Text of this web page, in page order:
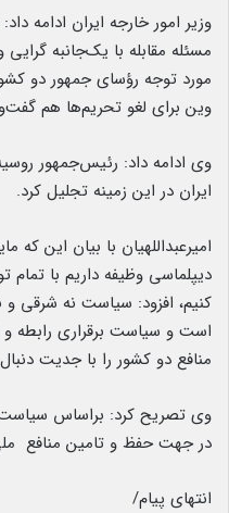
وزیر امور خارجه ایران ادامه
مسئله مقابله با یک‌جانبه
مورد توجه رؤسای جمهور دو
وین برای لغو تحریم‌ها هم
وی ادامه داد: رئیس‌جمهور
ایران در این زمینه تجلیل کرد.
امیرعبداللهیان با بیان این که
دیپلماسی وظیفه داریم با
کنیم، افزود: سیاست نه شرقی
است و سیاست برقراری رابطه
منافع دو کشور را با جدیت
وی تصریح کرد: براساس سیاست
در جهت حفظ و تامین منافع
انتهای پیام/